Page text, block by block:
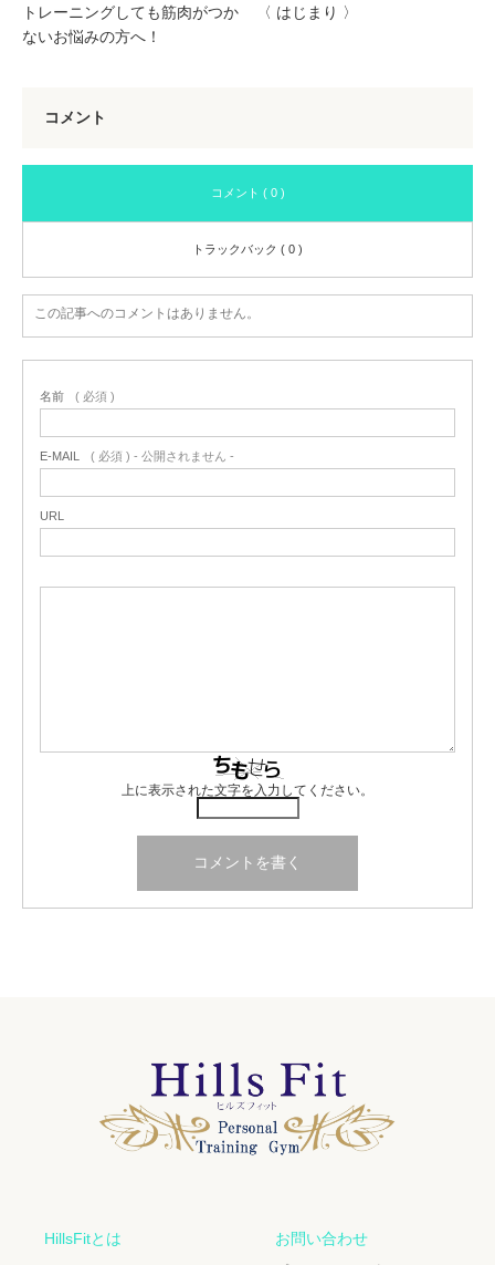
トレーニングしても筋肉がつか
ないお悩みの方へ！
〈 はじまり 〉
コメント
コメント ( 0 )
トラックバック ( 0 )
この記事へのコメントはありません。
名前 ( 必須 )
E-MAIL ( 必須 ) - 公開されません -
URL
上に表示された文字を入力してください。
HillsFitとは お問い合わせ